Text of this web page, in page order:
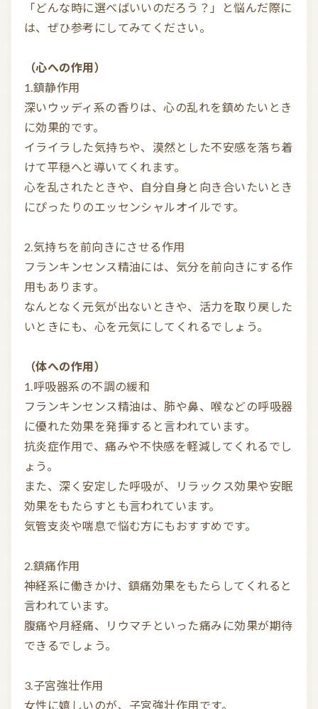
「どんな時に選べばいいのだろう？」と悩んだ際に
は、ぜひ参考にしてみてください。
（心への作用）
1.鎮静作用
深いウッディ系の香りは、心の乱れを鎮めたいとき
に効果的です。
イライラした気持ちや、漠然とした不安感を落ち着
けて平穏へと導いてくれます。
心を乱されたときや、自分自身と向き合いたいとき
にぴったりのエッセンシャルオイルです。
2.気持ちを前向きにさせる作用
フランキンセンス精油には、気分を前向きにする作
用もあります。
なんとなく元気が出ないときや、活力を取り戻した
いときにも、心を元気にしてくれるでしょう。
（体への作用）
1.呼吸器系の不調の緩和
フランキンセンス精油は、肺や鼻、喉などの呼吸器
に優れた効果を発揮すると言われています。
抗炎症作用で、痛みや不快感を軽減してくれるでし
ょう。
また、深く安定した呼吸が、リラックス効果や安眠
効果をもたらすとも言われています。
気管支炎や喘息で悩む方にもおすすめです。
2.鎮痛作用
神経系に働きかけ、鎮痛効果をもたらしてくれると
言われています。
腹痛や月経痛、リウマチといった痛みに効果が期待
できるでしょう。
3.子宮強壮作用
女性に嬉しいのが、子宮強壮作用です。